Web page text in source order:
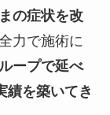
の症状を改
力で施術に
ープで延べ
績を築いてき